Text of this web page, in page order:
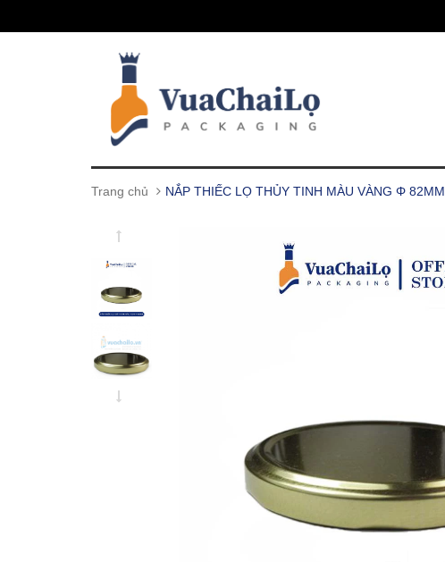
Trang chủ NẮP THIẾC LỌ THỦY TINH MÀU VÀNG Φ 82MM